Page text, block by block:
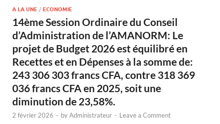
A LA UNE / ECONOMIE
14ème Session Ordinaire du Conseil
d’Administration de l’AMANORM: Le
projet de Budget 2026 est équilibré en
Recettes et en Dépenses à la somme de:
243 306 303 francs CFA, contre 318 369
036 francs CFA en 2025, soit une
diminution de 23,58%.
2 février 2026 - byAdministrateur - Leave a Comment